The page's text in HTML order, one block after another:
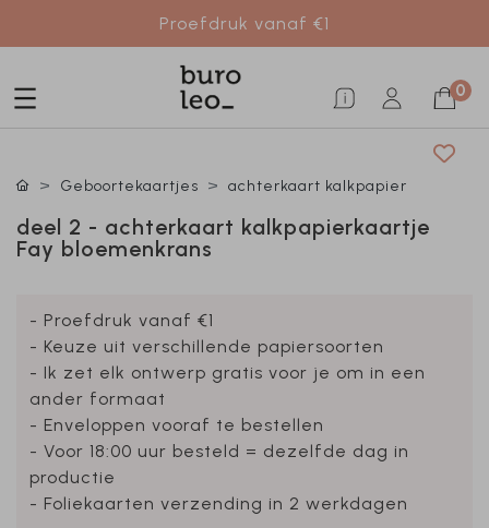
Proefdruk vanaf €1
0
Geboortekaartjes achterkaart kalkpapier
deel 2 - achterkaart kalkpapierkaartje
Fay bloemenkrans
- Proefdruk vanaf €1
- Keuze uit verschillende papiersoorten
- Ik zet elk ontwerp gratis voor je om in een
ander formaat
- Enveloppen vooraf te bestellen
- Voor 18:00 uur besteld = dezelfde dag in
productie
- Foliekaarten verzending in 2 werkdagen